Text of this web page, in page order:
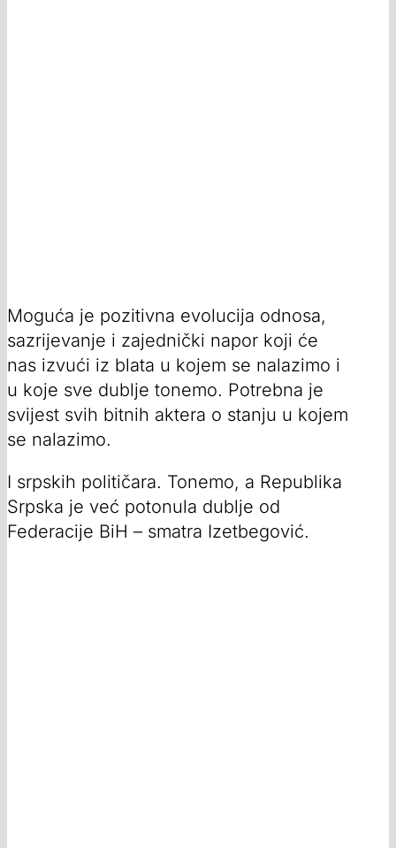
Moguća je pozitivna evolucija odnosa,
sazrijevanje i zajednički napor koji će
nas izvući iz blata u kojem se nalazimo i
u koje sve dublje tonemo. Potrebna je
svijest svih bitnih aktera o stanju u kojem
se nalazimo.
I srpskih političara. Tonemo, a Republika
Srpska je već potonula dublje od
Federacije BiH – smatra Izetbegović.